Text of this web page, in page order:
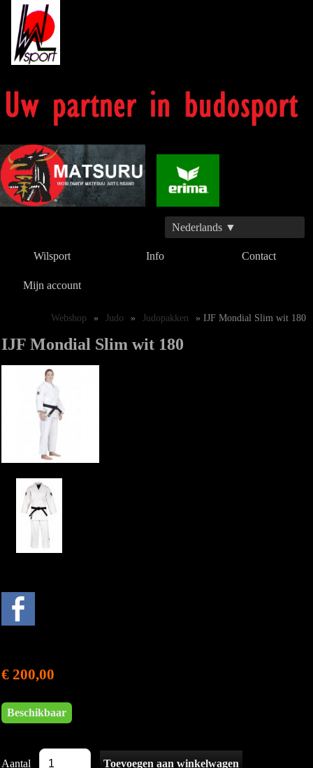
Nederlands ▼
Wilsport Info Contact
Mijn account
Webshop » Judo » Judopakken » IJF Mondial Slim wit 180
IJF Mondial Slim wit 180
€ 200,00
Beschikbaar
Aantal